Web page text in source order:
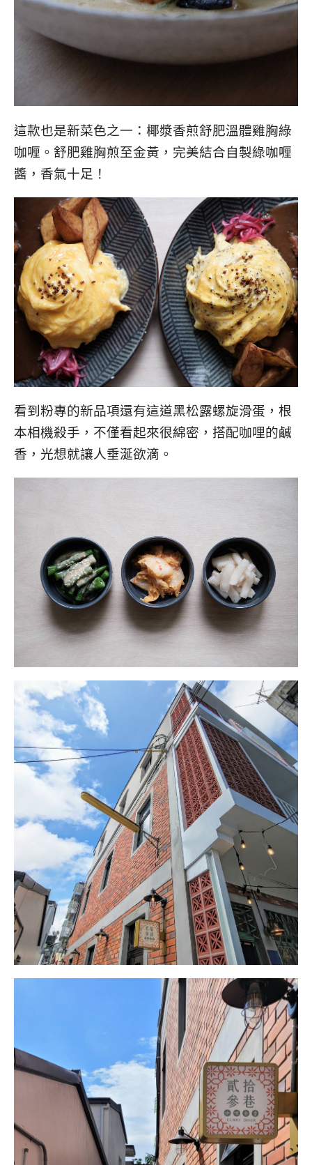
這款也是新菜色之一：椰漿香煎舒肥溫體雞胸綠
咖喱。舒肥雞胸煎至金黃，完美結合自製綠咖喱
醬，香氣十足！
看到粉專的新品項還有這道黑松露螺旋滑蛋，根
本相機殺手，不僅看起來很綿密，搭配咖哩的鹹
香，光想就讓人垂涎欲滴。